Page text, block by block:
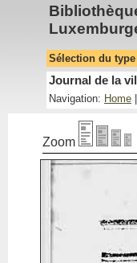
Sélection du
Journal de la
Navigation: Home
Zoom